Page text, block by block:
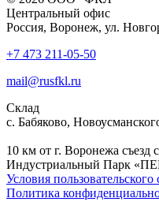
Центральный офис
Россия, Воронеж, ул.
+7 473 211-05-50
mail@rusfkl.ru
Склад
с. Бабяково,
10 км от г. Воронежа
Индустриальный Парк
Условия
Политика